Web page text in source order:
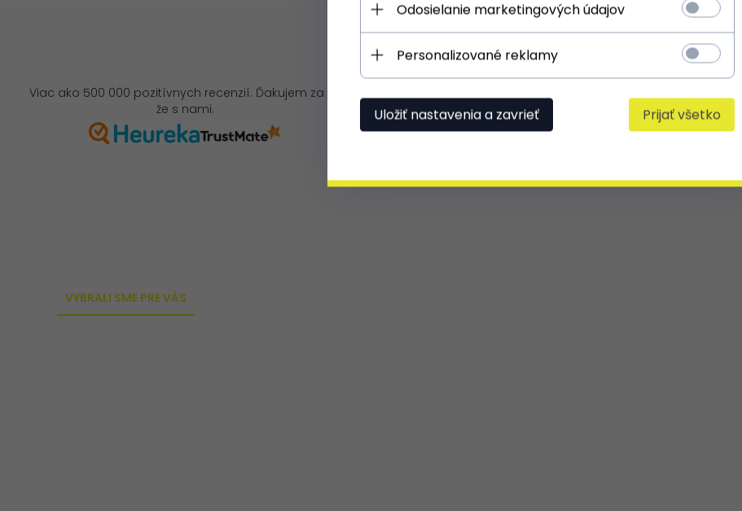
Viac ako 500 000 pozitívnych recenzií. Ďakujem za to,
že s nami.
VYBRALI SME PRE VÁS
Odosielanie marketingových údajov
Personalizované reklamy
Uložiť nastavenia a zavrieť Prijať všetko